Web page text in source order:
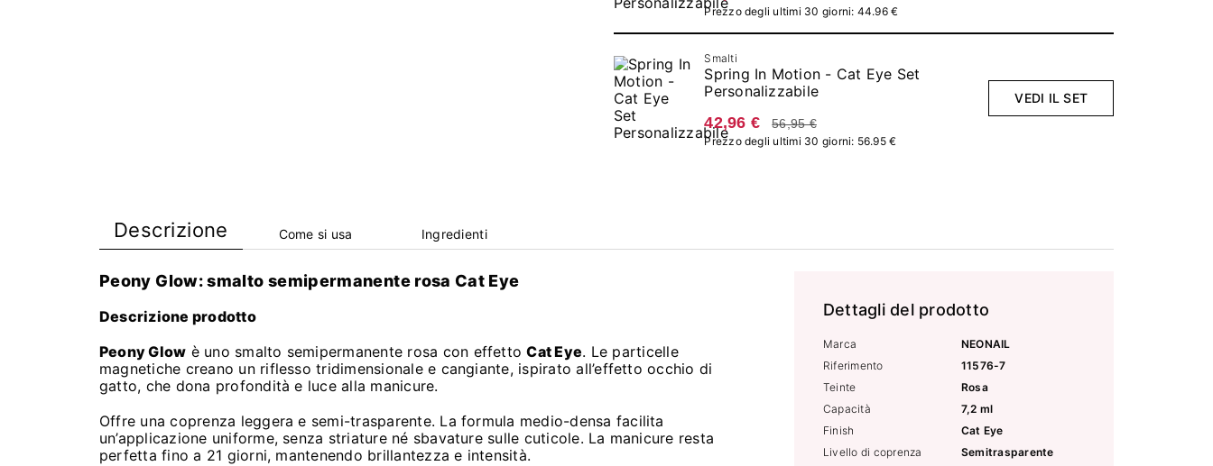
Prezzo degli ultimi 30 giorni: 44.96 €
Smalti
Spring In Motion - Cat Eye Set
Personalizzabile
42,96 €
56,95 €
Prezzo degli ultimi 30 giorni: 56.95 €
VEDI IL SET
Descrizione Come si usa Ingredienti
Dettagli del prodotto
Marca
NEONAIL
Riferimento
11576-7
Teinte
Rosa
Capacità
7,2 ml
Finish
Cat Eye
Livello di coprenza
Semitrasparente
Peony Glow: smalto semipermanente rosa Cat Eye
Descrizione prodotto
Peony Glow è uno smalto semipermanente rosa con effettoCat Eye. Le particelle
magnetiche creano un riflesso tridimensionale e cangiante, ispirato all’effetto occhio di
gatto, che dona profondità e luce alla manicure.
Offre una coprenza leggera e semi-trasparente. La formula medio-densa facilita
un’applicazione uniforme, senza striature né sbavature sulle cuticole. La manicure resta
perfetta fino a 21 giorni, mantenendo brillantezza e intensità.